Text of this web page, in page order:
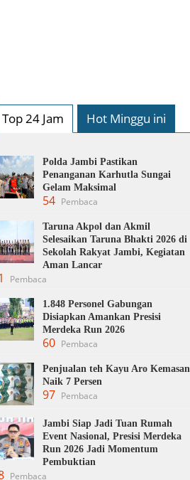
Top 24 Jam Hot Minggu ini
Polda Jambi Pastikan
Penanganan Karhutla Sungai
Gelam Maksimal
54 Pembaca
Taruna Akpol dan Akmil
Selesaikan Taruna Bhakti 2026 di
Sekolah Rakyat Jambi, Kegiatan
Aman Lancar
Pembaca
1.848 Personel Gabungan
Disiapkan Amankan Presisi
Merdeka Run 2026
60 Pembaca
Penjualan teh Kayu Aro Kemasan
Naik 7 Persen
97 Pembaca
Jambi Siap Jadi Tuan Rumah
Event Nasional, Presisi Merdeka
Run 2026 Jadi Momentum
Pembuktian
Pembaca